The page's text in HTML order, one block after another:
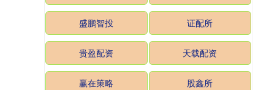
盛鹏智投 证配所
贵盈配资 天载配资
赢在策略 股鑫所